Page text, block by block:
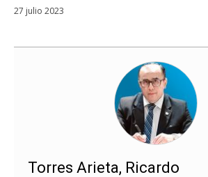
27 julio 2023
Torres Arieta, Ricardo